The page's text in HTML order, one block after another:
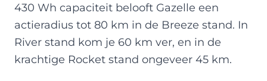
430 Wh capaciteit belooft Gazelle een
actieradius tot 80 km in de Breeze stand. In
River stand kom je 60 km ver, en in de
krachtige Rocket stand ongeveer 45 km.